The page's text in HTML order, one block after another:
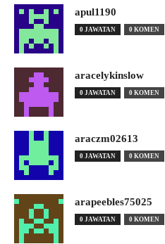
apul1190
0 JAWATAN 0 KOMEN
aracelykinslow
0 JAWATAN 0 KOMEN
araczm02613
0 JAWATAN 0 KOMEN
arapeebles75025
0 JAWATAN 0 KOMEN